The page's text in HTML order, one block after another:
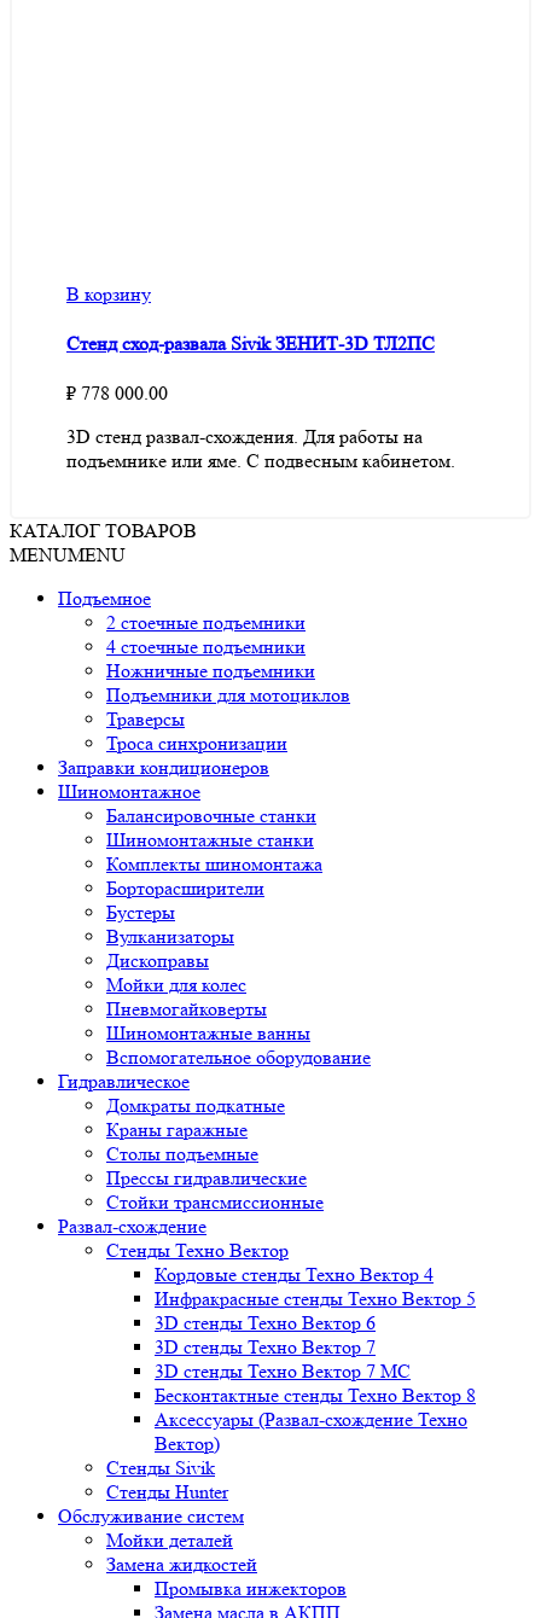
В корзину
Стенд сход-развала Sivik ЗЕНИТ-3D ТЛ2ПС
₽ 778 000.00
3D стенд развал-схождения. Для работы на
подъемнике или яме. С подвесным кабинетом.
КАТАЛОГ ТОВАРОВ
MENUMENU
Подъемное
2 стоечные подъемники
4 стоечные подъемники
Ножничные подъемники
Подъемники для мотоциклов
Траверсы
Троса синхронизации
Заправки кондиционеров
Шиномонтажное
Балансировочные станки
Шиномонтажные станки
Комплекты шиномонтажа
Борторасширители
Бустеры
Вулканизаторы
Дископравы
Мойки для колес
Пневмогайковерты
Шиномонтажные ванны
Вспомогательное оборудование
Гидравлическое
Домкраты подкатные
Краны гаражные
Столы подъемные
Прессы гидравлические
Стойки трансмиссионные
Развал-схождение
Стенды Техно Вектор
Кордовые стенды Техно Вектор 4
Инфракрасные стенды Техно Вектор 5
3D стенды Техно Вектор 6
3D стенды Техно Вектор 7
3D стенды Техно Вектор 7 МС
Бесконтактные стенды Техно Вектор 8
Аксессуары (Развал-схождение Техно
Вектор)
Стенды Sivik
Стенды Hunter
Обслуживание систем
Мойки деталей
Замена жидкостей
Промывка инжекторов
Замена масла в АКПП